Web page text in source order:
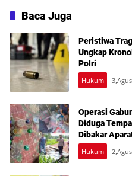
Baca Juga
Peristiwa
Ungkap
Polri
Hukum
Operasi
Diduga
Dibakar
Hukum